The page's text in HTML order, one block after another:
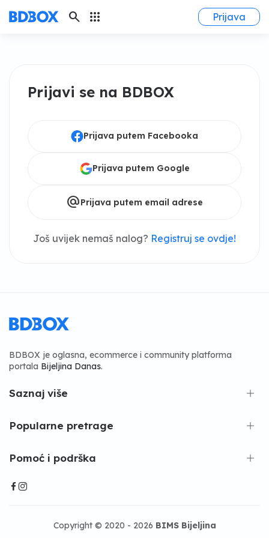
search apps Prijava
Prijavi se na BDBOX
Prijava putem Facebooka
Prijava putem Google
alternate_emailPrijava putem email adrese
Još uvijek nemaš nalog? Registruj se ovdje!
BDBOX je oglasna, ecommerce i community platforma
portala Bijeljina Danas.
Saznaj više
Popularne pretrage
Pomoć i podrška
Copyright © 2020 - 2026 BIMS Bijeljina